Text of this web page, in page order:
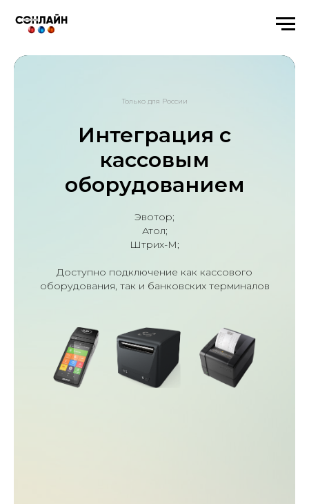
Только для России
Интеграция с
кассовым
оборудованием
Эвотор;
Атол;
Штрих-М;
Доступно подключение как кассового
оборудования, так и банковских терминалов